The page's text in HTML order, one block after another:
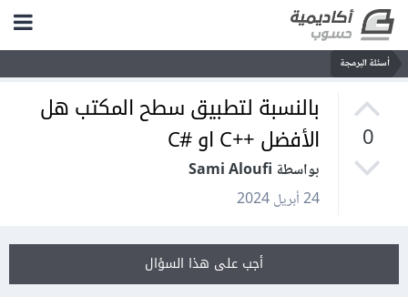
أسئلة البرمجة
0
بالنسبة لتطبيق سطح المكتب هل
الأفضل ++C او #C
بواسطة Sami Aloufi
24 أبريل 2024
أجب على هذا السؤال